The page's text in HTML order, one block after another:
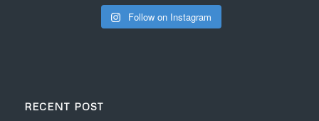
Follow on Instagram
RECENT POST